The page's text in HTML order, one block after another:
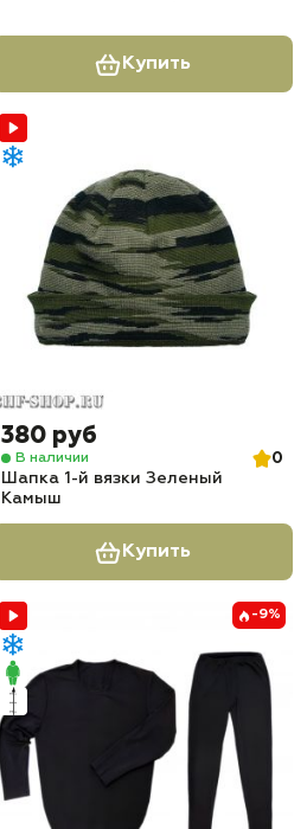
Купить
380 руб
В наличии
0
Шапка 1-й вязки Зеленый
Камыш
Купить
-9%